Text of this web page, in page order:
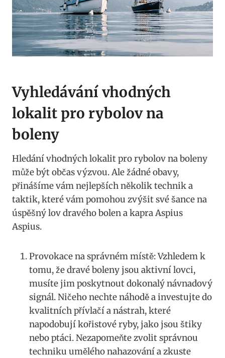
Vyhledávání ⁢vhodných
lokalit pro rybolov na
boleny
Hledání vhodných lokalit pro rybolov na boleny
může být občas výzvou. Ale žádné obavy,
přinášíme vám ‌nejlepších několik technik a
taktik, které ​vám pomohou ⁢zvýšit své šance na
úspěšný lov dravého bolen a kapra Aspius
Aspius.
Provokace na správném místě: Vzhledem​ k
tomu, ⁤že dravé boleny jsou aktivní lovci,
musíte jim poskytnout dokonalý návnadový
signál. Ničeho nechte náhodě a investujte do
kvalitních přívlačí a nástrah, ‍které
napodobují kořistové ryby, jako jsou štiky
nebo ptáci. Nezapomeňte zvolit správnou
techniku umělého nahazování⁤ a zkuste